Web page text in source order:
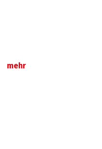
mehr